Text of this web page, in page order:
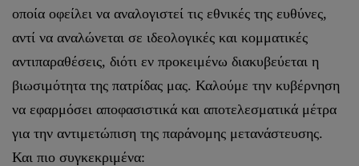
οποία οφείλει να αναλογιστεί τις εθνικές της ευθύνες,
αντί να αναλώνεται σε ιδεολογικές και κομματικές
αντιπαραθέσεις, διότι εν προκειμένω διακυβεύεται η
βιωσιμότητα της πατρίδας μας. Καλούμε την κυβέρνηση
να εφαρμόσει αποφασιστικά και αποτελεσματικά μέτρα
για την αντιμετώπιση της παράνομης μετανάστευσης.
Και πιο συγκεκριμένα: